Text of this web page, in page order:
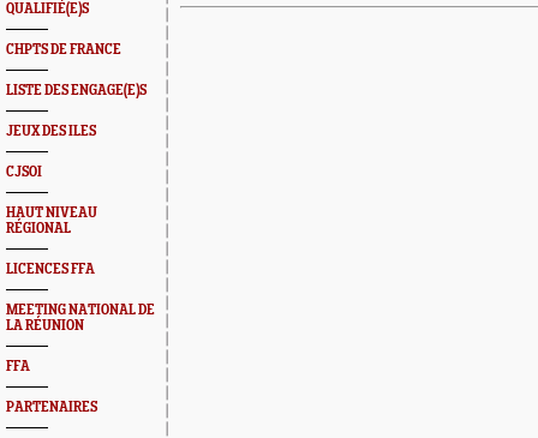
QUALIFIÉ(E)S
CHPTS DE FRANCE
LISTE DES ENGAGE(E)S
JEUX DES ILES
CJSOI
HAUT NIVEAU
RÉGIONAL
LICENCES FFA
MEETING NATIONAL DE
LA RÉUNION
FFA
PARTENAIRES